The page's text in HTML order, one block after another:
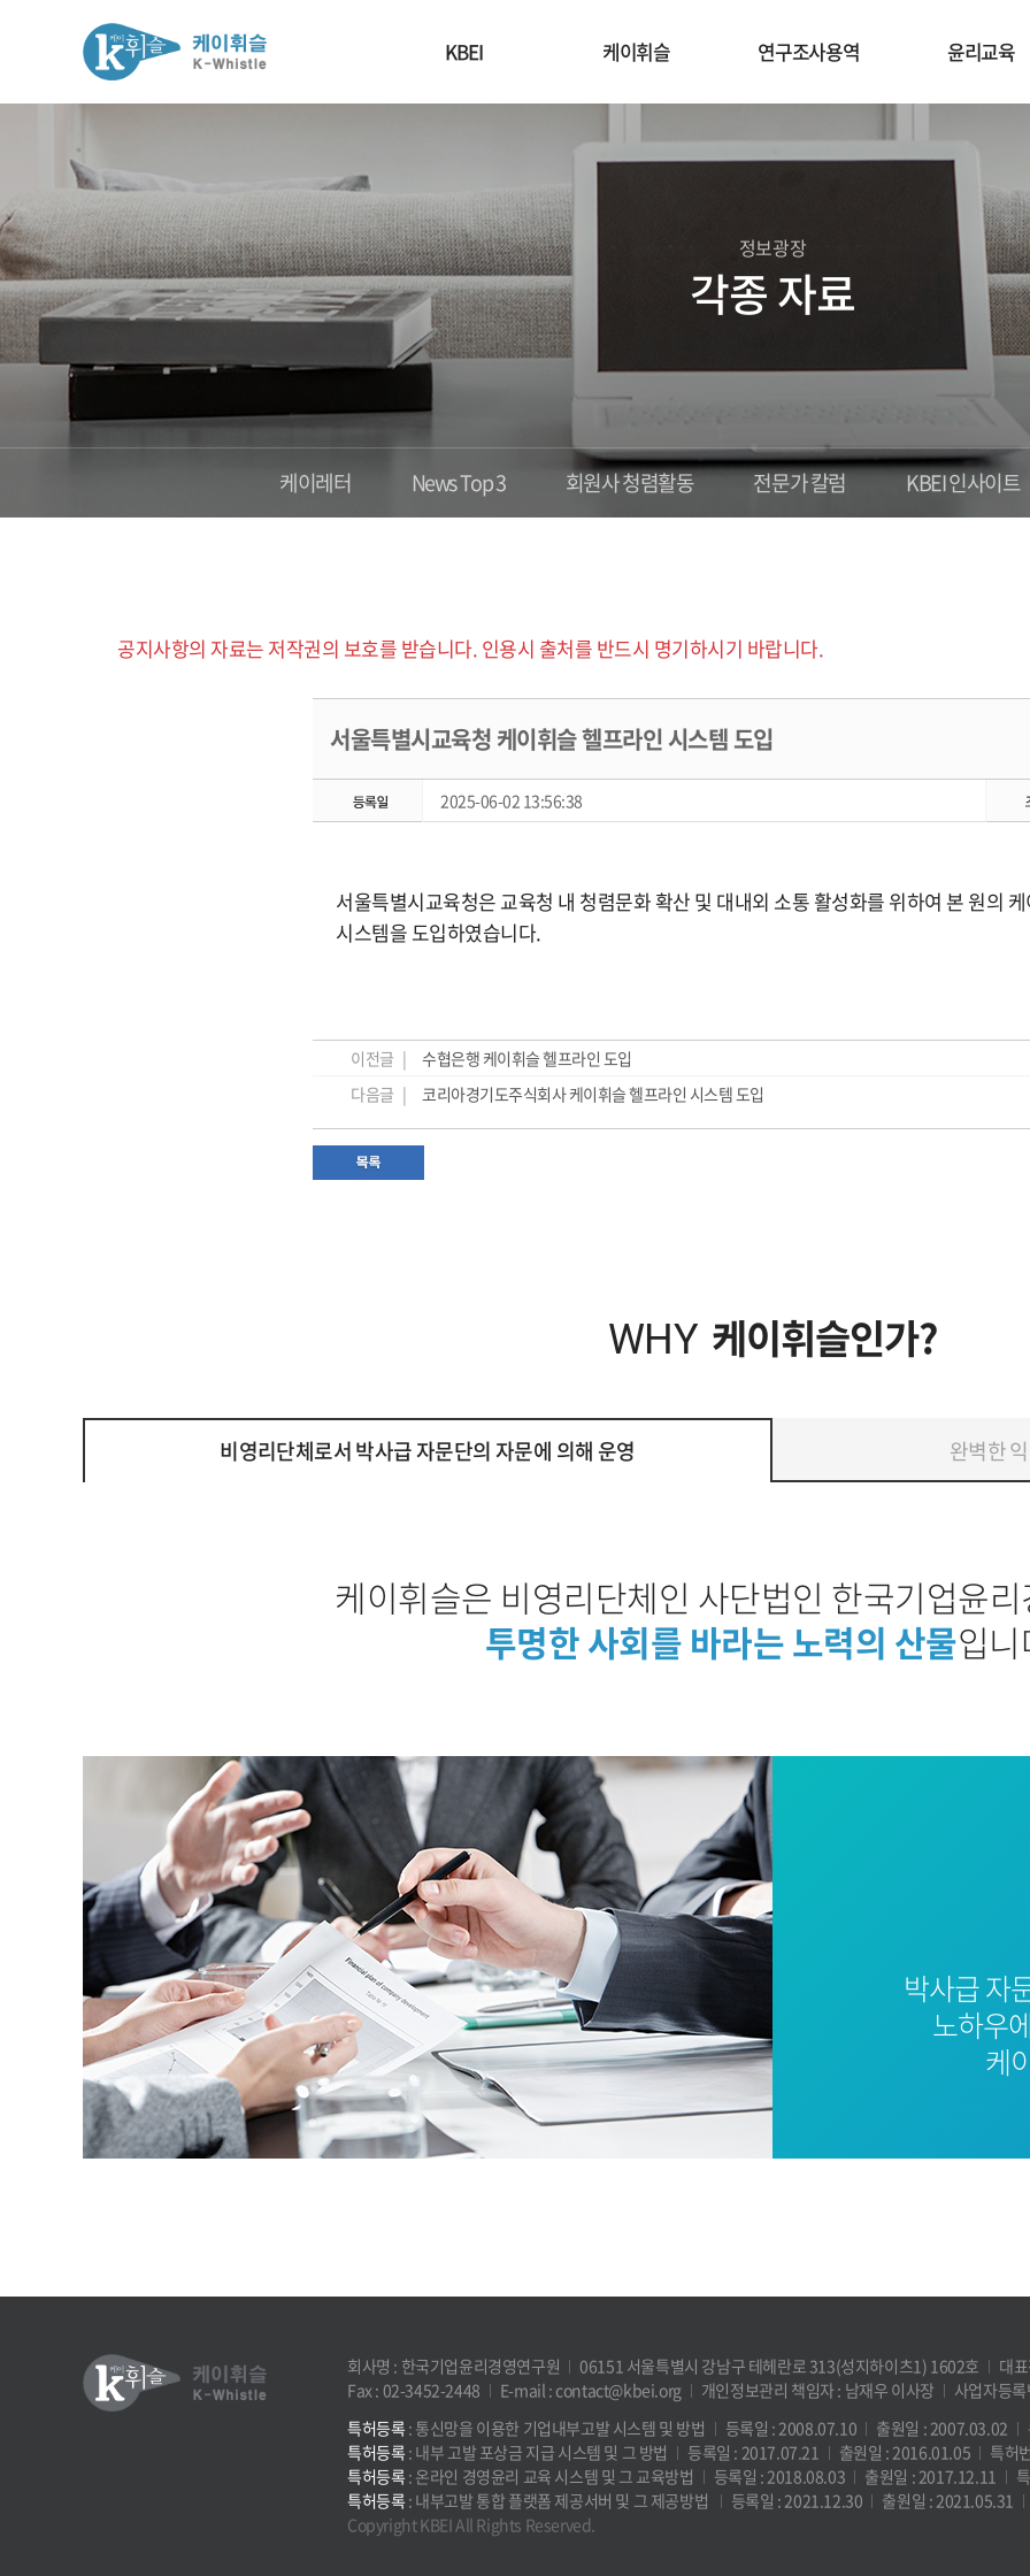
KBEI 케이휘슬 연구조사용역 윤리교육
정보광장
각종 자료
케이레터 News Top 3 회원사 청렴활동 전문가 칼럼 KBEI 인사이트
공지사항의 자료는 저작권의 보호를 받습니다. 인용시 출처를 반드시 명기하시기 바랍니다.
서울특별시교육청 케이휘슬 헬프라인 시스템 도입
2025-06-02 13:56:38
서울특별시교육청은 교육청 내 청렴문화 확산 및 대내외 소통 활성화를 위하여 본 원의
시스템을 도입하였습니다.
이전글 |
수협은행 케이휘슬 헬프라인 도입
다음글 |
코리아경기도주식회사 케이휘슬 헬프라인 시스템 도입
WHY 케이휘슬인가?
비영리단체로서 박사급 자문단의 자문에 의해 운영 완벽한
케이휘슬은 비영리단체인 사단법인 한국기업윤
투명한 사회를 바라는 노력의 산물입
박사급 자
노하우
케
회사명 : 한국기업윤리경영연구원 06151 서울특별시 강남구 테헤란로 313(성지하이츠1) 1602호
대
Fax : 02-3452-2448
E-mail : contact@kbei.org 개인정보관리 책임자 : 남재우 이사장
사업자등
특허등록 : 통신망을 이용한 기업내부고발 시스템 및 방법 등록일 : 2008.07.10 출원일 : 2007.03.02
특허등록 : 내부 고발 포상금 지급 시스템 및 그 방법 등록일 : 2017.07.21 출원일 : 2016.01.05
특허
특허등록 : 온라인 경영윤리 교육 시스템 및 그 교육방법 등록일 : 2018.08.03 출원일 : 2017.12.11
특허등록 : 내부고발 통합 플랫폼 제공서버 및 그 제공방법 등록일 : 2021.12.30 출원일 : 2021.05.31
Copyright KBEI All Rights Reserved.